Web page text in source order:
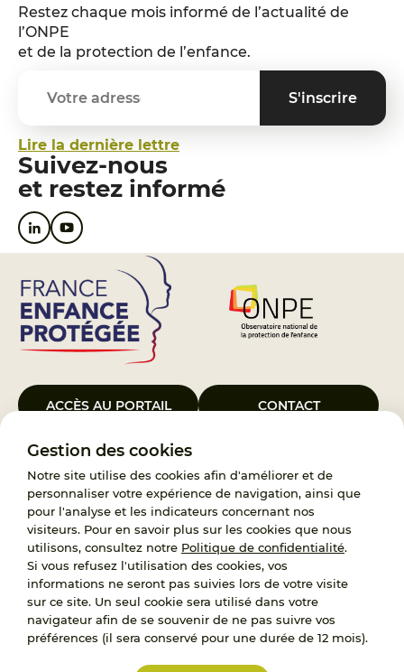
Gestion des cookies
Notre site utilise des cookies afin d'améliorer et de
personnaliser votre expérience de navigation, ainsi que
pour l'analyse et les indicateurs concernant nos
visiteurs. Pour en savoir plus sur les cookies que nous
utilisons, consultez notre Politique de confidentialité.
Si vous refusez l'utilisation des cookies, vos
informations ne seront pas suivies lors de votre visite
sur ce site. Un seul cookie sera utilisé dans votre
navigateur afin de se souvenir de ne pas suivre vos
préférences (il sera conservé pour une durée de 12 mois).
Restez chaque mois informé de l’actualité de
l’ONPE
et de la protection de l’enfance.
Lire la dernière lettre
Suivez-nous
et restez informé
ACCÈS AU PORTAIL CONTACT
Le Groupement d’Intérêt Public France Enfance Protégée, créé le 5
janvier 2023, a pour objet d’assurer les missions de service public du
119, d’accompagnement des adoptants et de traitement des
demandes d’accès aux origines personnelles. France Enfance
Protégée est également un observatoire et une ressource pour
l’ensemble des professionnels, ainsi qu’un appui à l’élaboration de la
politique publique à travers le soutien à l’activité des conseils
nationaux.
RECRUTEMENT